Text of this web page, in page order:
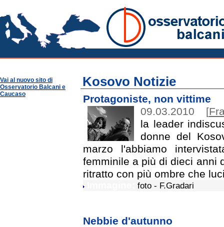
Vai al nuovo sito di
Osservatorio Balcani e
Caucaso
Kosovo Notizie
Protagoniste, non vittime
09.03.2010
[
la leader
donne del
marzo l'abbiamo
femminile a più di dieci anni
ritratto con più ombre che
Immagine:foto - F.Gradari
Nebbie d'autunno